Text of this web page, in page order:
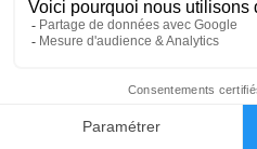
Faire-part
38305 Bourgoin Jallieu cedex